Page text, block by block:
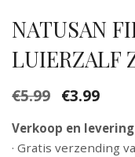
NATUSAN
LUIERZALF
€5.99 €3.99
Verkoop en
· Gratis verzending